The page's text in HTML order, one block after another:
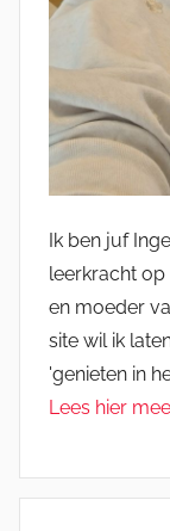
Ik ben juf
leerkracht op
en moeder
site wil ik
'genieten in
Lees hier